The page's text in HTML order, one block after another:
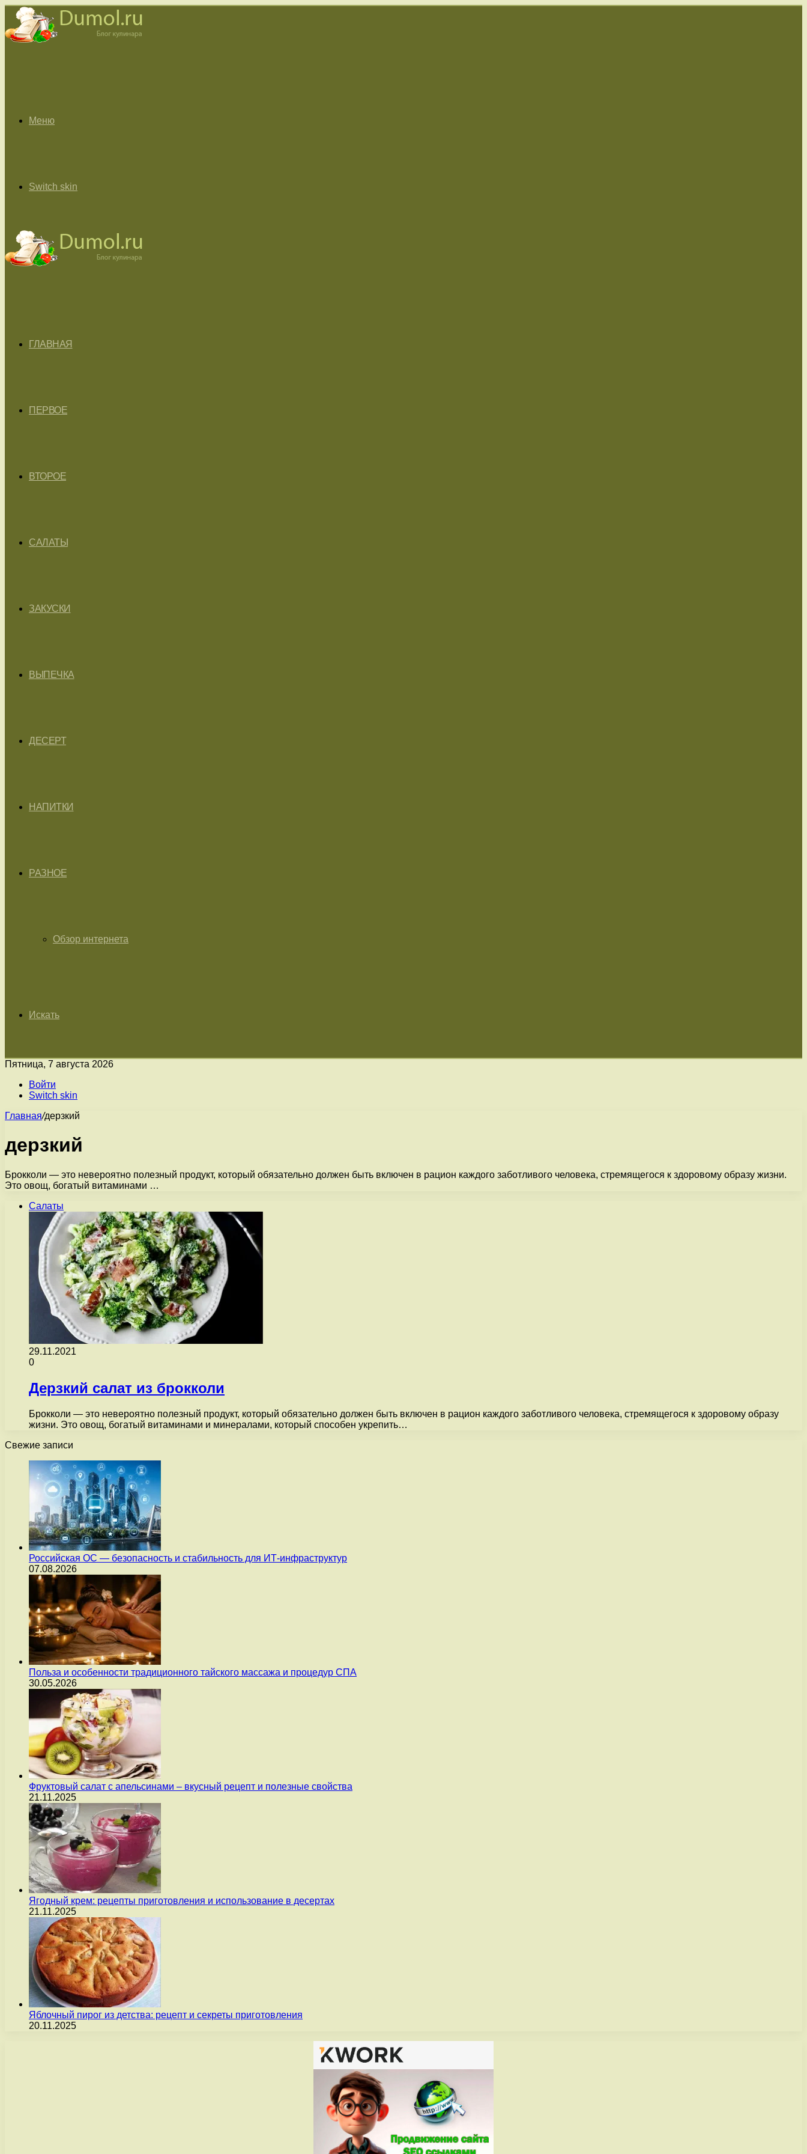
Меню
Switch skin
ГЛАВНАЯ
ПЕРВОЕ
ВТОРОЕ
САЛАТЫ
ЗАКУСКИ
ВЫПЕЧКА
ДЕСЕРТ
НАПИТКИ
РАЗНОЕ
Обзор интернета
Искать
Пятница, 7 августа 2026
Войти
Switch skin
Главная/дерзкий
дерзкий
Брокколи — это невероятно полезный продукт, который обязательно должен быть включен в рацион каждого заботливого человека, стремящегося к здоровому образу жизни.
Это овощ, богатый витаминами …
Салаты
29.11.2021
0
Дерзкий салат из брокколи
Брокколи — это невероятно полезный продукт, который обязательно должен быть включен в рацион каждого заботливого человека, стремящегося к здоровому образу
жизни. Это овощ, богатый витаминами и минералами, который способен укрепить…
Свежие записи
Российская ОС — безопасность и стабильность для ИТ-инфраструктур
07.08.2026
Польза и особенности традиционного тайского массажа и процедур СПА
30.05.2026
Фруктовый салат с апельсинами – вкусный рецепт и полезные свойства
21.11.2025
Ягодный крем: рецепты приготовления и использование в десертах
21.11.2025
Яблочный пирог из детства: рецепт и секреты приготовления
20.11.2025